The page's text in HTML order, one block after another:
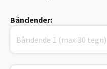
Båndender: